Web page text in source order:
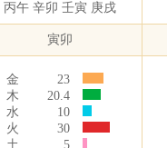
丙午 辛卯 壬寅 庚戌
寅卯
金
23
木
20.4
水
10
火
30
土
5